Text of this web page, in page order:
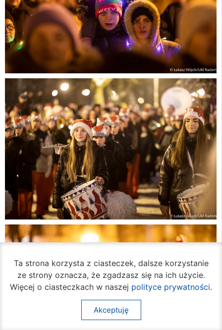
Ta strona korzysta z ciasteczek, dalsze korzystanie
ze strony oznacza, że zgadzasz się na ich użycie.
Więcej o ciasteczkach w naszej polityce prywatności.
Akceptuję